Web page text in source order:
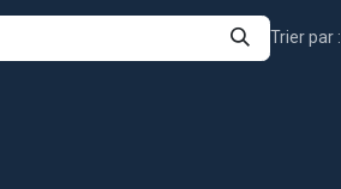
Trier par :